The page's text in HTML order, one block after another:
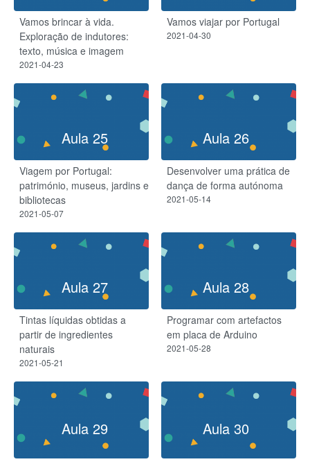
Vamos brincar à vida.
Exploração de indutores:
texto, música e imagem
2021-04-23
Vamos viajar por Portugal
2021-04-30
Aula 25
Viagem por Portugal:
património, museus, jardins e
bibliotecas
2021-05-07
Aula 26
Desenvolver uma prática de
dança de forma autónoma
2021-05-14
Aula 27
Tintas líquidas obtidas a
partir de ingredientes
naturais
2021-05-21
Aula 28
Programar com artefactos
em placa de Arduino
2021-05-28
Aula 29 Aula 30